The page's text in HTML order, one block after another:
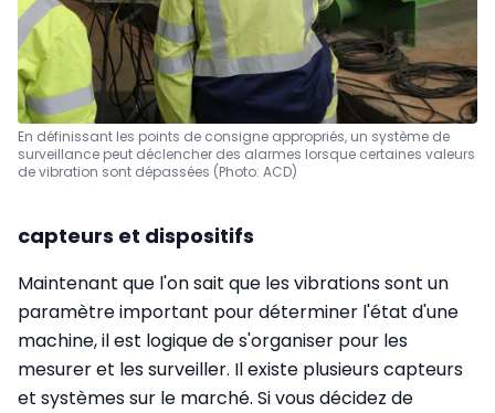
En définissant les points de consigne appropriés, un système de
surveillance peut déclencher des alarmes lorsque certaines valeurs
de vibration sont dépassées (Photo: ACD)
capteurs et dispositifs
Maintenant que l'on sait que les vibrations sont un
paramètre important pour déterminer l'état d'une
machine, il est logique de s'organiser pour les
mesurer et les surveiller. Il existe plusieurs capteurs
et systèmes sur le marché. Si vous décidez de